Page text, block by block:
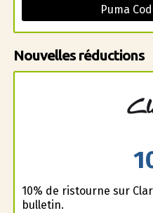
Puma
Nouvelles réductions
10% de ristourne sur
bulletin.